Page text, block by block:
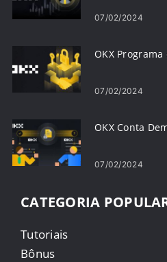
07/02/2024
OKX
07/02/2024
OKX Conta
07/02/2024
CATEGORIA
Tutoriais
Bônus